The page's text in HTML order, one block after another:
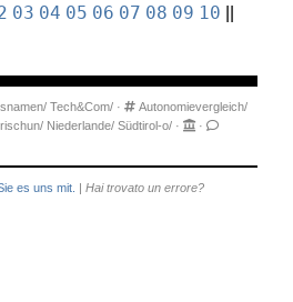
03 04 05 06 07 08 09 10 ||
Tech&Com/ ·
Autonomievergleich/
Niederlande/ Südtirol-o/ ·
·
es uns mit. | Hai trovato un errore?